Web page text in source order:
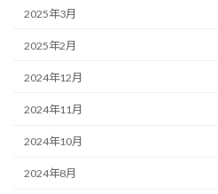
2025年3月
2025年2月
2024年12月
2024年11月
2024年10月
2024年8月